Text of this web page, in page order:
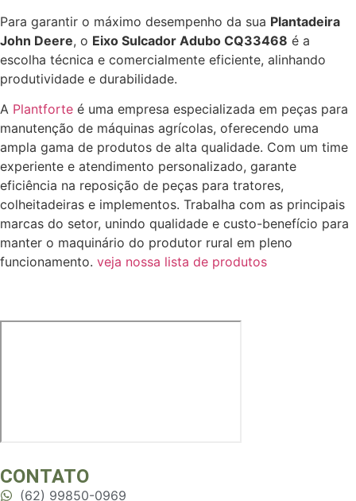
Para garantir o máximo desempenho da sua Plantadeira
John Deere, o Eixo Sulcador Adubo CQ33468 é a
escolha técnica e comercialmente eficiente, alinhando
produtividade e durabilidade.
A Plantforte é uma empresa especializada em peças para
manutenção de máquinas agrícolas, oferecendo uma
ampla gama de produtos de alta qualidade. Com um time
experiente e atendimento personalizado, garante
eficiência na reposição de peças para tratores,
colheitadeiras e implementos. Trabalha com as principais
marcas do setor, unindo qualidade e custo-benefício para
manter o maquinário do produtor rural em pleno
funcionamento. veja nossa lista de produtos
CONTATO
(62) 99850-0969